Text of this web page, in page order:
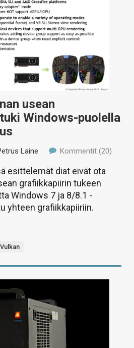
usean
Windows-puolella
Laine Kommentit (20)
esittelemät diat eivät ota
grafiikkapiirin tukeen
Windows 7 ja 8/8.1 -
yhteen grafiikkapiiriin.
Vulkan